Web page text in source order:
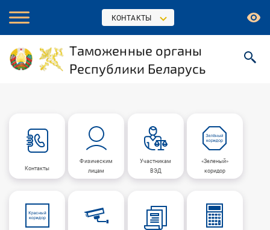
КОНТАКТЫ
Таможенные органы
Республики Беларусь
Контакты
Физическим
лицам
Участникам
ВЭД
«Зеленый»
коридор